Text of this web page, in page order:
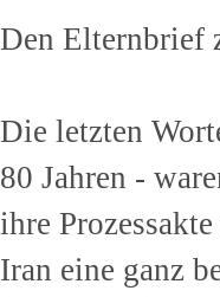
Den Elternbrief
Die letzten
80 Jahren -
ihre
Iran eine ganz